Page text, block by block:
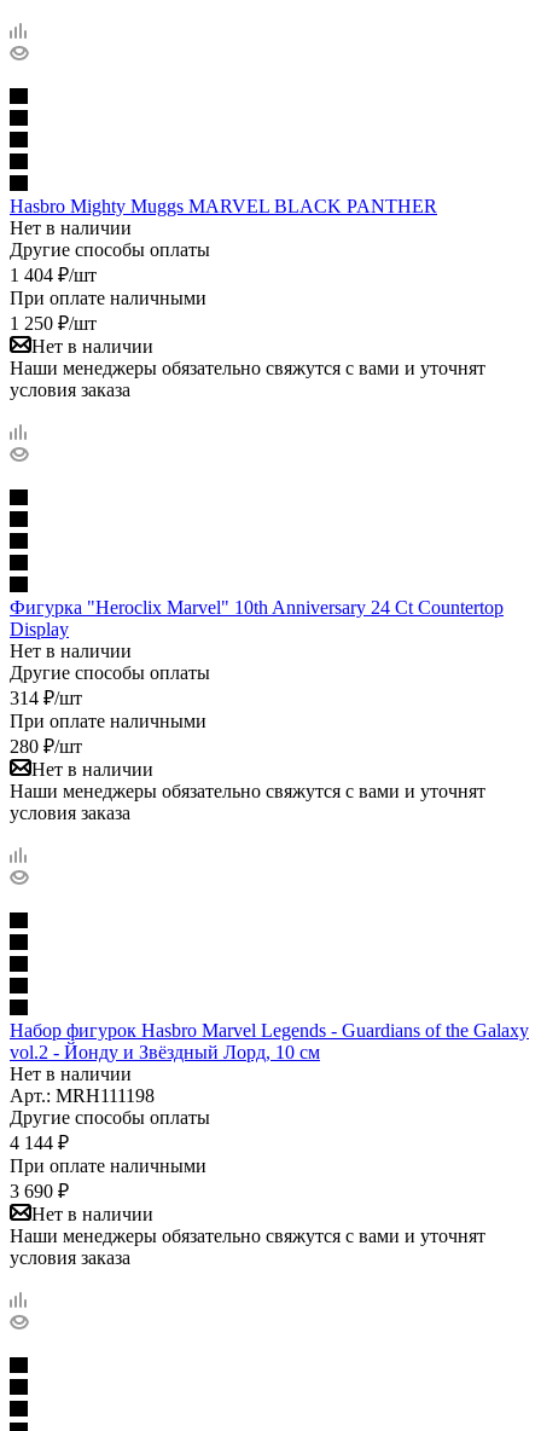
Hasbro Mighty Muggs MARVEL BLACK PANTHER
Нет в наличии
Другие способы оплаты
1 404 ₽/шт
При оплате наличными
1 250 ₽/шт
Нет в наличии
Наши менеджеры обязательно свяжутся с вами и уточнят
условия заказа
Фигурка "Heroclix Marvel" 10th Anniversary 24 Ct Countertop
Display
Нет в наличии
Другие способы оплаты
314 ₽/шт
При оплате наличными
280 ₽/шт
Нет в наличии
Наши менеджеры обязательно свяжутся с вами и уточнят
условия заказа
Набор фигурок Hasbro Marvel Legends - Guardians of the Galaxy
vol.2 - Йонду и Звёздный Лорд, 10 см
Нет в наличии
Арт.: MRH111198
Другие способы оплаты
4 144 ₽
При оплате наличными
3 690 ₽
Нет в наличии
Наши менеджеры обязательно свяжутся с вами и уточнят
условия заказа